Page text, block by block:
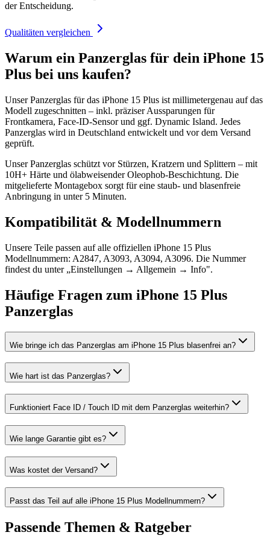
der Entscheidung.
Qualitäten vergleichen
Warum ein Panzerglas für dein iPhone 15
Plus bei uns kaufen?
Unser Panzerglas für das iPhone 15 Plus ist millimetergenau auf das
Modell zugeschnitten – inkl. präziser Aussparungen für
Frontkamera, Face-ID-Sensor und ggf. Dynamic Island. Jedes
Panzerglas wird in Deutschland entwickelt und vor dem Versand
geprüft.
Unser Panzerglas schützt vor Stürzen, Kratzern und Splittern – mit
10H+ Härte und ölabweisender Oleophob-Beschichtung. Die
mitgelieferte Montagebox sorgt für eine staub- und blasenfreie
Anbringung in unter 5 Minuten.
Kompatibilität & Modellnummern
Unsere Teile passen auf alle offiziellen iPhone 15 Plus
Modellnummern: A2847, A3093, A3094, A3096. Die Nummer
findest du unter „Einstellungen → Allgemein → Info".
Häufige Fragen zum iPhone 15 Plus
Panzerglas
Wie bringe ich das Panzerglas am iPhone 15 Plus blasenfrei an?
Wie hart ist das Panzerglas?
Funktioniert Face ID / Touch ID mit dem Panzerglas weiterhin?
Wie lange Garantie gibt es?
Was kostet der Versand?
Passt das Teil auf alle iPhone 15 Plus Modellnummern?
Passende Themen & Ratgeber